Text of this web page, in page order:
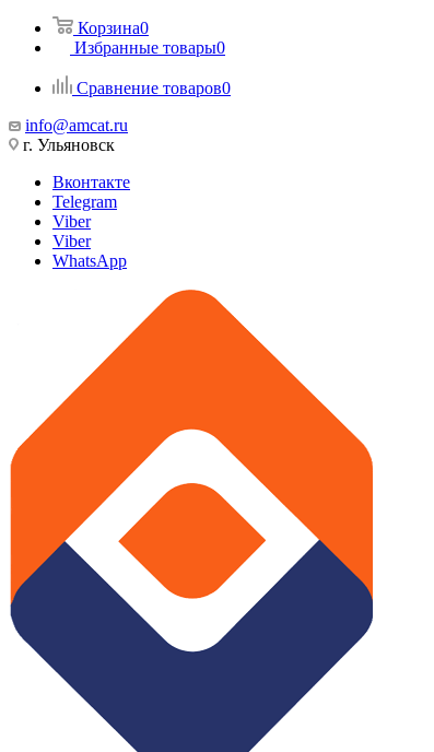
Корзина0
Избранные товары0
Сравнение товаров0
info@amcat.ru
г. Ульяновск
Вконтакте
Telegram
Viber
Viber
WhatsApp